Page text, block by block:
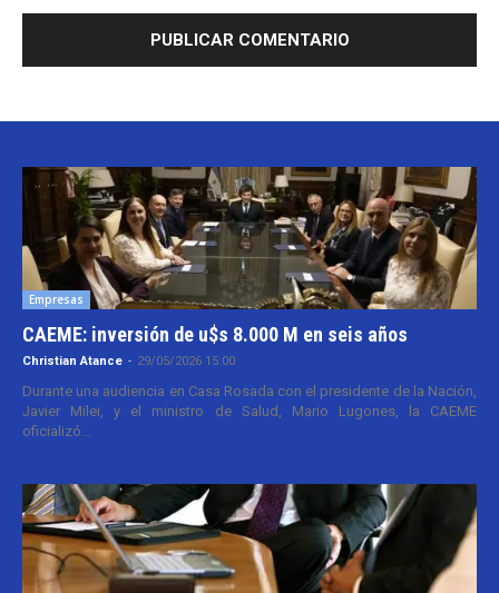
Empresas
CAEME: inversión de u$s 8.000 M en seis años
Christian Atance - 29/05/2026 15:00
Durante una audiencia en Casa Rosada con el presidente de la Nación,
Javier Milei, y el ministro de Salud, Mario Lugones, la CAEME
oficializó...